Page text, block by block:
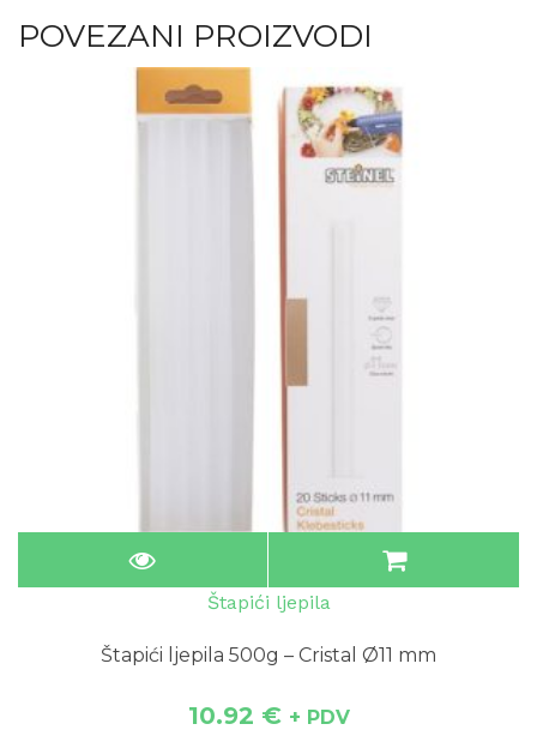
POVEZANI PROIZVODI
Štapići ljepila
Štapići ljepila 500g – Cristal Ø11 mm
10.92 € + PDV